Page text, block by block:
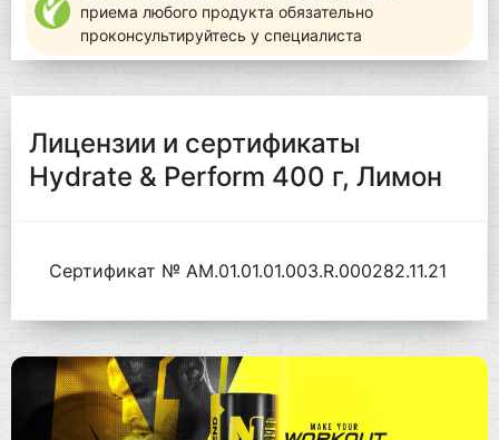
приема любого продукта обязательно
проконсультируйтесь у специалиста
Лицензии и сертификаты
Hydrate & Perform 400 г, Лимон
Сертификат № AM.01.01.01.003.R.000282.11.21